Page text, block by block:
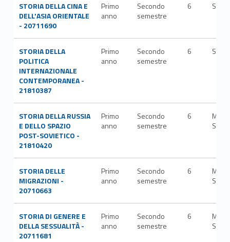
STORIA DELLA CINA E
DELL'ASIA ORIENTALE
- 20711690
Primo
anno
Secondo
semestre
6 SPS/
STORIA DELLA
POLITICA
INTERNAZIONALE
CONTEMPORANEA -
21810387
Primo
anno
Secondo
semestre
6 SPS/
STORIA DELLA RUSSIA
E DELLO SPAZIO
POST-SOVIETICO -
21810420
Primo
anno
Secondo
semestre
6
M-
STORIA DELLE
MIGRAZIONI -
20710663
Primo
anno
Secondo
semestre
6
M-
STORIA DI GENERE E
DELLA SESSUALITÀ -
20711681
Primo
anno
Secondo
semestre
6
M-